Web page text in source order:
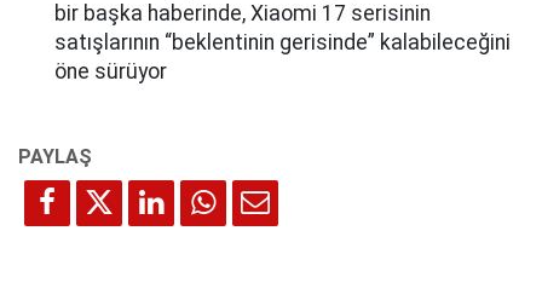
bir başka haberinde, Xiaomi 17 serisinin
satışlarının “beklentinin gerisinde” kalabileceğini
öne sürüyor